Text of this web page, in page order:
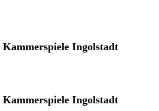
Ingolstadt
Ingolstadt